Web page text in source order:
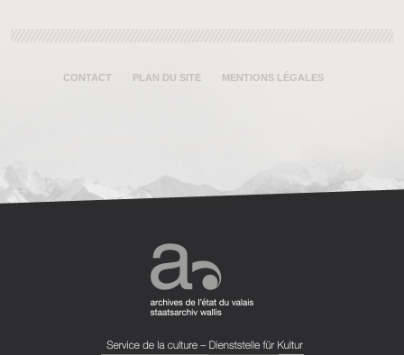
CONTACT PLAN DU SITE MENTIONS LÉGALES